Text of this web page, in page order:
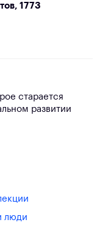
1773
старается
развитии
люди